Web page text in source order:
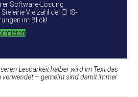
Software-Lösung
eine Vielzahl der EHS-
im Blick!
Lesbarkeit halber wird im Text das
– gemeint sind damit immer